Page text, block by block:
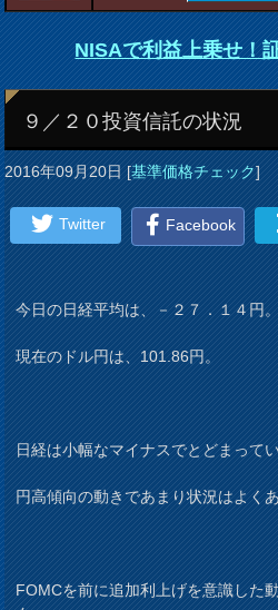
NISAで利益上乗せ！
９／２０投資信託の状況
2016年09月20日[基準価格チェック]
Twitter Facebook
今日の日経平均は、－２７．１４円
現在のドル円は、101.86円。
日経は小幅なマイナスでとどまって
円高傾向の動きであまり状況はよく
FOMCを前に追加利上げを意識した